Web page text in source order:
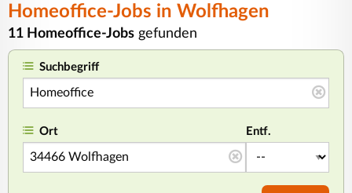
Homeoffice-Jobs in Wolfhagen
11 Homeoffice-Jobs gefunden
Suchbegriff
Ort Entf.